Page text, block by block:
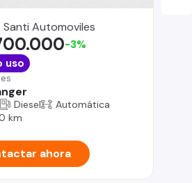
Santi Automoviles
-3%
uso
Diesel
Automática
km
ahora